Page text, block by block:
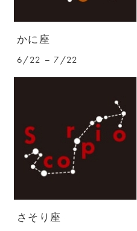
かに座
6/22 – 7/22
さそり座